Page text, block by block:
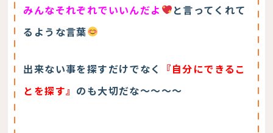
みんなそれぞれでいいんだよ
と言ってくれて
るような言葉
出来ない事を探すだけでなく
『自分にできるこ
とを探す』 のも大切だな～～～～